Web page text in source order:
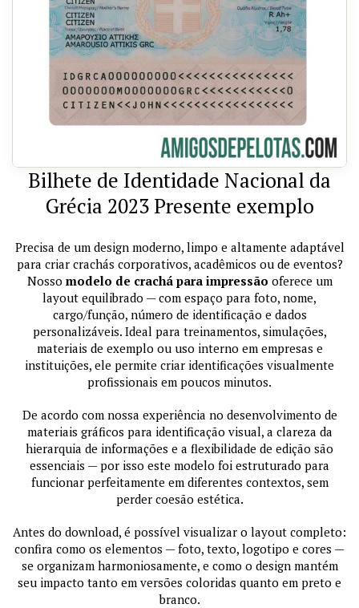
Bilhete de Identidade Nacional da
Grécia 2023 Presente exemplo
Precisa de um design moderno, limpo e altamente adaptável
para criar crachás corporativos, acadêmicos ou de eventos?
Nosso modelo de crachá para impressão oferece um
layout equilibrado — com espaço para foto, nome,
cargo/função, número de identificação e dados
personalizáveis. Ideal para treinamentos, simulações,
materiais de exemplo ou uso interno em empresas e
instituições, ele permite criar identificações visualmente
profissionais em poucos minutos.
De acordo com nossa experiência no desenvolvimento de
materiais gráficos para identificação visual, a clareza da
hierarquia de informações e a flexibilidade de edição são
essenciais — por isso este modelo foi estruturado para
funcionar perfeitamente em diferentes contextos, sem
perder coesão estética.
Antes do download, é possível visualizar o layout completo:
confira como os elementos — foto, texto, logotipo e cores —
se organizam harmoniosamente, e como o design mantém
seu impacto tanto em versões coloridas quanto em preto e
branco.